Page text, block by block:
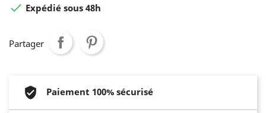
 Expédié sous 48h
Partager
Paiement 100% sécurisé